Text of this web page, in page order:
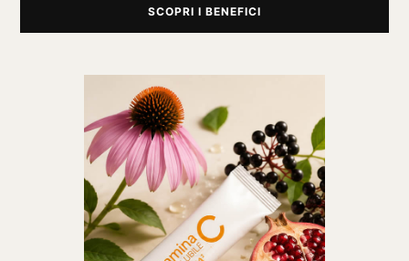
SCOPRI I BENEFICI